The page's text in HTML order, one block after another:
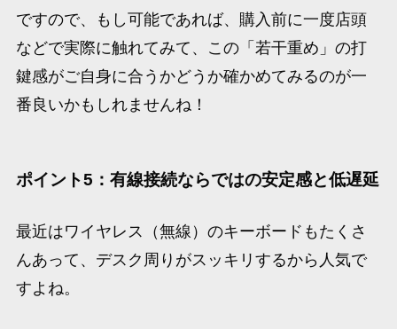
ですので、もし可能であれば、購入前に一度店頭
などで実際に触れてみて、この「若干重め」の打
鍵感がご自身に合うかどうか確かめてみるのが一
番良いかもしれませんね！
ポイント5：有線接続ならではの安定感と低遅延
最近はワイヤレス（無線）のキーボードもたくさ
んあって、デスク周りがスッキリするから人気で
すよね。